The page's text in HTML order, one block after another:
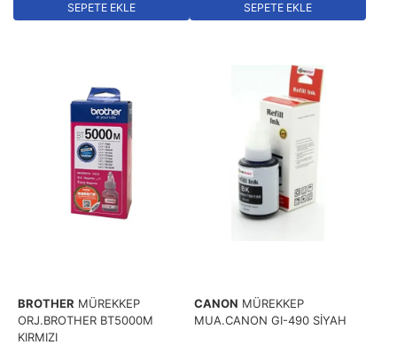
SEPETE EKLE SEPETE EKLE
BROTHER MÜREKKEP
ORJ.BROTHER BT5000M
KIRMIZI
CANON MÜREKKEP
MUA.CANON GI-490 SİYAH